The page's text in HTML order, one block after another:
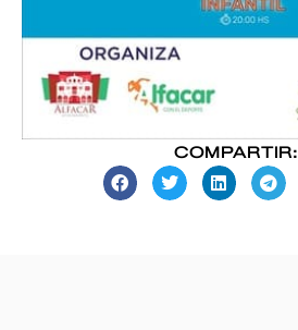
COMPARTIR: